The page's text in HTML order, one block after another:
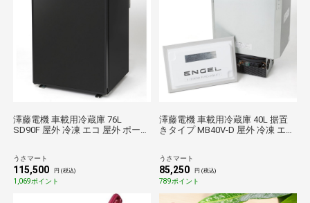
澤藤電機 車載用冷蔵庫 76L
SD90F 屋外 冷凍 エコ 屋外 ポータ
うさマート
115,500 円 (税込)
1,069ポイント
澤藤電機 車載用冷蔵庫 40L 据置
きタイプ MB40V-D 屋外 冷凍 エコ
うさマート
85,250 円 (税込)
789ポイント